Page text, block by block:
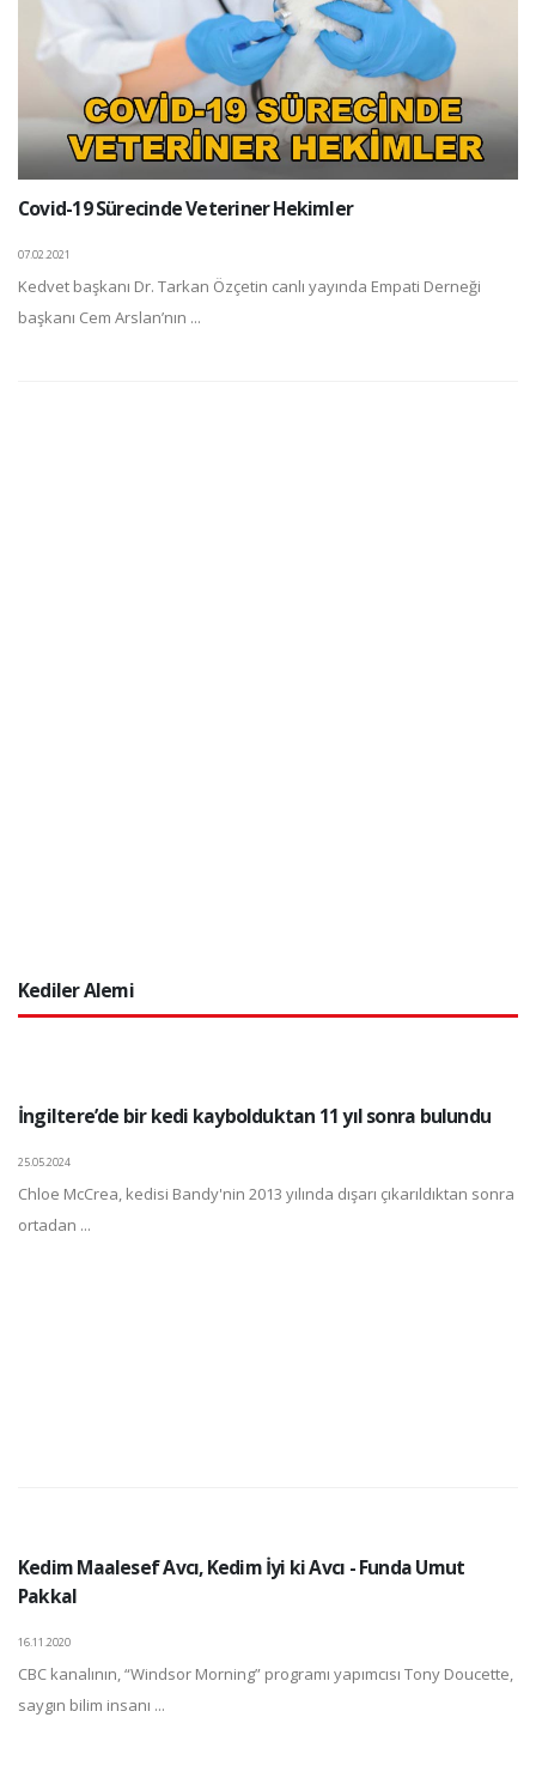
Covid-19 Sürecinde Veteriner Hekimler
07.02.2021
Kedvet başkanı Dr. Tarkan Özçetin canlı yayında Empati Derneği
başkanı Cem Arslan’nın ...
Kediler Alemi
İngiltere’de bir kedi kaybolduktan 11 yıl sonra bulundu
25.05.2024
Chloe McCrea, kedisi Bandy'nin 2013 yılında dışarı çıkarıldıktan sonra
ortadan ...
Kedim Maalesef Avcı, Kedim İyi ki Avcı - Funda Umut
Pakkal
16.11.2020
CBC kanalının, “Windsor Morning” programı yapımcısı Tony Doucette,
saygın bilim insanı ...